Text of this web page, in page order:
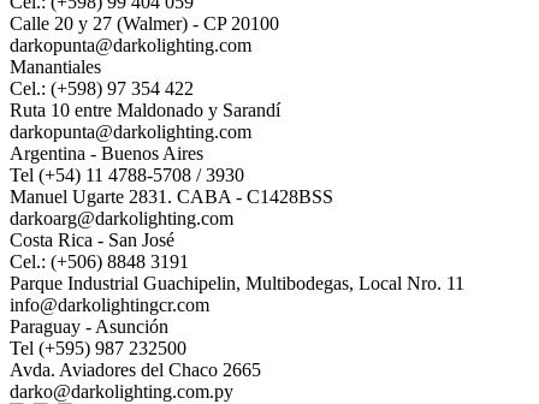
Calle 20 y 27 (Walmer) - CP 20100
darkopunta@darkolighting.com
Manantiales
Cel.: (+598) 97 354 422
Ruta 10 entre Maldonado y Sarandí
darkopunta@darkolighting.com
Argentina - Buenos Aires
Tel (+54) 11 4788-5708 / 3930
Manuel Ugarte 2831. CABA - C1428BSS
darkoarg@darkolighting.com
Costa Rica - San José
Cel.: (+506) 8848 3191
Parque Industrial Guachipelin, Multibodegas, Local Nro. 11
info@darkolightingcr.com
Paraguay - Asunción
Tel (+595) 987 232500
Avda. Aviadores del Chaco 2665
darko@darkolighting.com.py